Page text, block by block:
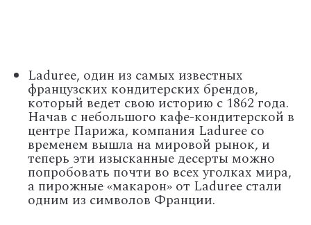
Laduree, один из самых известных
французских кондитерских брендов,
который ведет свою историю с 1862 года.
Начав с небольшого кафе-кондитерской в
центре Парижа, компания Laduree со
временем вышла на мировой рынок, и
теперь эти изысканные десерты можно
попробовать почти во всех уголках мира,
а пирожные «макарон» от Laduree стали
одним из символов Франции.